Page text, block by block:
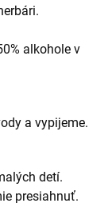
alkohole v
a vypijeme.
detí.
presiahnuť.